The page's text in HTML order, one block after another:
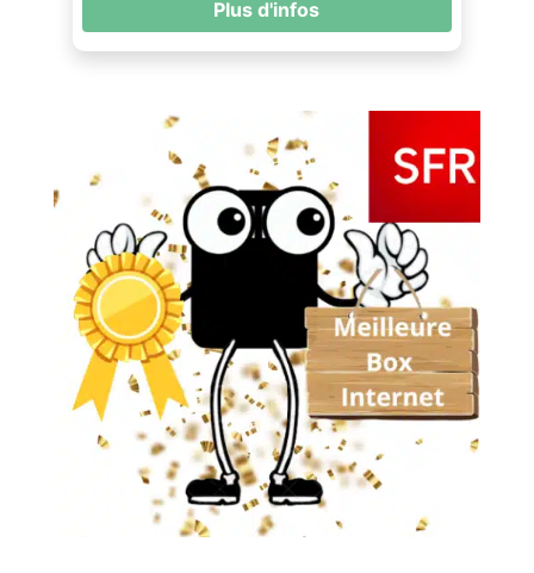
Plus d'infos